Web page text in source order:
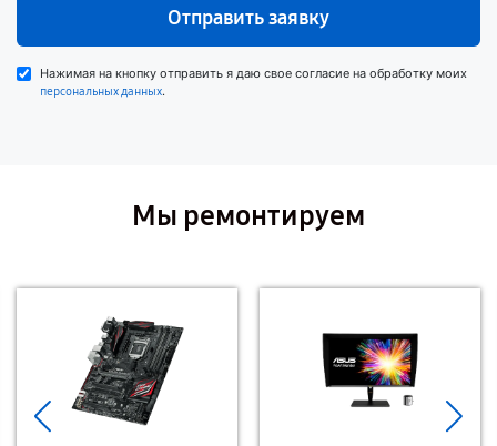
Отправить заявку
Нажимая на кнопку отправить я даю свое согласие на обработку моих
персональных данных.
Мы ремонтируем